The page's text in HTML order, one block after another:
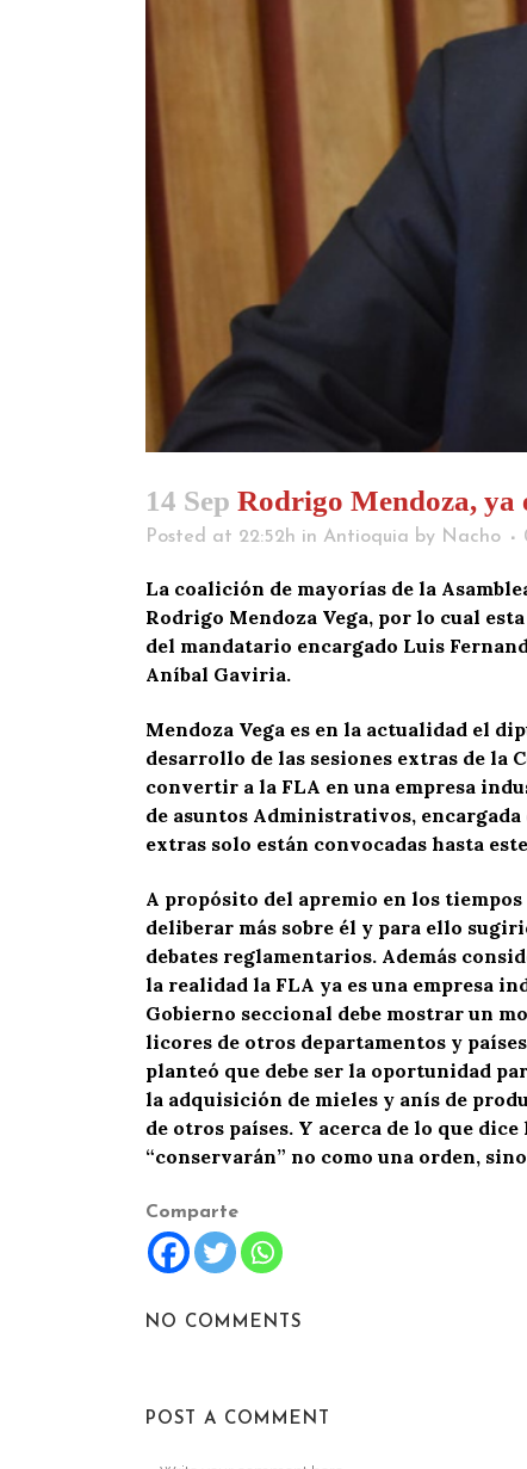
14 Sep Rodrigo Mendoza, ya
Posted at 22:52h in Antioquia by Nacho
La coalición de mayorías de la
Rodrigo Mendoza Vega, por lo cual
del mandatario encargado Luis
Aníbal Gaviria.
Mendoza Vega es en la actualidad el
desarrollo de las sesiones extras de la
convertir a la FLA en una empresa
de asuntos Administrativos,
extras solo están convocadas hasta
A propósito del apremio en los
deliberar más sobre él y para ello
debates reglamentarios. Además
la realidad la FLA ya es una empresa
Gobierno seccional debe mostrar un
licores de otros departamentos y
planteó que debe ser la oportunidad
la adquisición de mieles y anís de
de otros países. Y acerca de lo que
“conservarán” no como una orden,
Comparte
NO COMMENTS
POST A COMMENT